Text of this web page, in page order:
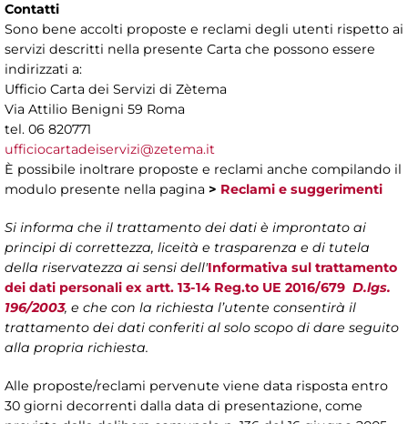
Contatti
Sono bene accolti proposte e reclami degli utenti rispetto ai
servizi descritti nella presente Carta che possono essere
indirizzati a:
Ufficio Carta dei Servizi di Zètema
Via Attilio Benigni 59 Roma
tel. 06 820771
ufficiocartadeiservizi@zetema.it
È possibile inoltrare proposte e reclami anche compilando il
modulo presente nella pagina > Reclami e suggerimenti
Si informa che il trattamento dei dati è improntato ai
principi di correttezza, liceità e trasparenza e di tutela
della riservatezza ai sensi dell'Informativa sul trattamento
dei dati personali ex artt. 13-14 Reg.to UE 2016/679 D.lgs.
196/2003, e che con la richiesta l’utente consentirà il
trattamento dei dati conferiti al solo scopo di dare seguito
alla propria richiesta.
Alle proposte/reclami pervenute viene data risposta entro
30 giorni decorrenti dalla data di presentazione, come